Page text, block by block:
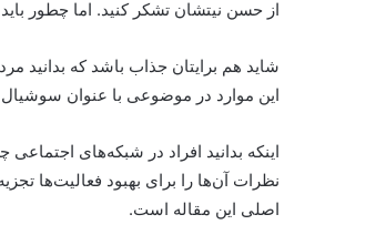
از حسن نیتشان تشکر کنید. اما چطور
شاید هم برایتان جذاب باشد که بدانید
این موارد در موضوعی با عنوان
اینکه بدانید افراد در شبکه‌های
اصلی این مقاله است.